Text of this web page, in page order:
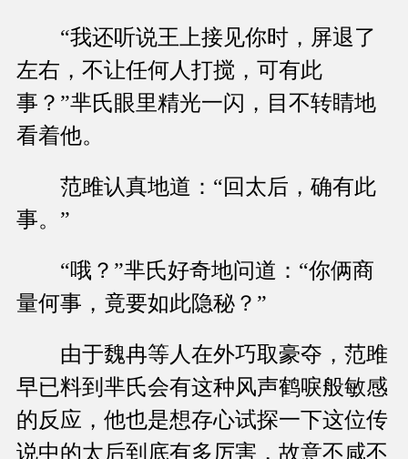
“我还听说王上接见你时，屏退了
左右，不让任何人打搅，可有此
事？”芈氏眼里精光一闪，目不转睛地
看着他。
范雎认真地道：“回太后，确有此
事。”
“哦？”芈氏好奇地问道：“你俩商
量何事，竟要如此隐秘？”
由于魏冉等人在外巧取豪夺，范雎
早已料到芈氏会有这种风声鹤唳般敏感
的反应，他也是想存心试探一下这位传
说中的太后到底有多厉害，故意不咸不